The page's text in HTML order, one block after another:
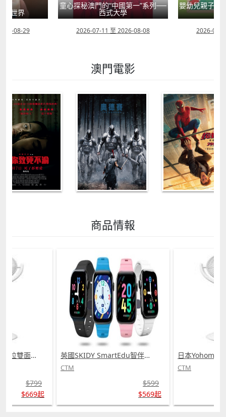
大世界
08-29
童心探秘澳門的“中國第一”系列──
西式大學
2026-07-11 至 2026-08-08
嬰幼兒親子閱
2026-07-
澳門電影
商品情報
英國SKIDY SmartEdu智伴高清流暢五重定位遠控180°旋攝雙向視頻海外適配兒童智能手錶PRO (需訂貨)
$599
$569起
日本Yohome 5D全方位雙面雙葉對流淨化智能語音伸縮循環扇 PRO (需訂貨)
CTM
$799
$669起
CTM